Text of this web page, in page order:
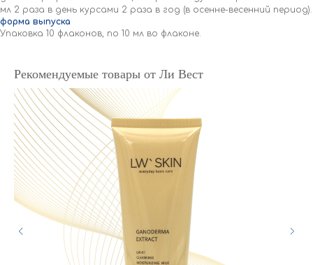
мл 2 раза в день курсами 2 раза в год (в осенне-весенний период).
форма выпуска
Упаковка 10 флаконов, по 10 мл во флаконе.
Рекомендуемые товары от Ли Вест